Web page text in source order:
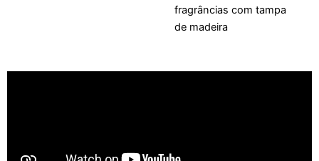
fragrâncias com tampa
de madeira